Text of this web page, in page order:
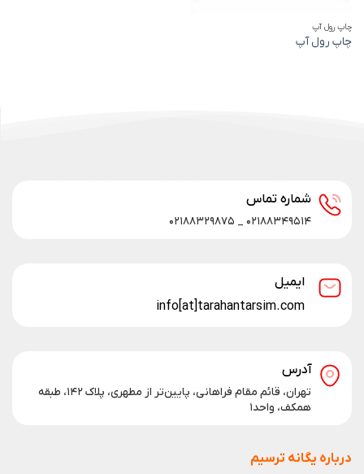
چاپ رول‌ آپ
چاپ رول آپ
شماره تماس
۰۲۱۸۸۳۴۹۵۱۴ _ ۰۲۱۸۸۳۲۹۸۷۵
ایمیل
info[at]tarahantarsim.com
آدرس
تهران، قائم مقام فراهانی، پایین‌تر از مطهری، پلاک ۱۴۲، طبقه
همکف، واحد۱
درباره یگانه ترسیم